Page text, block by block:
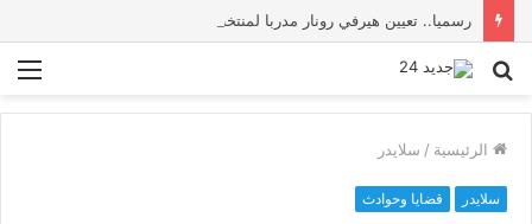
رسميا.. تعيين هيرفي رونار مدربا لمنتخب كوت ديفوار
بحث
الرئيسية / سلايدر
سلايدر قضايا وحوادث